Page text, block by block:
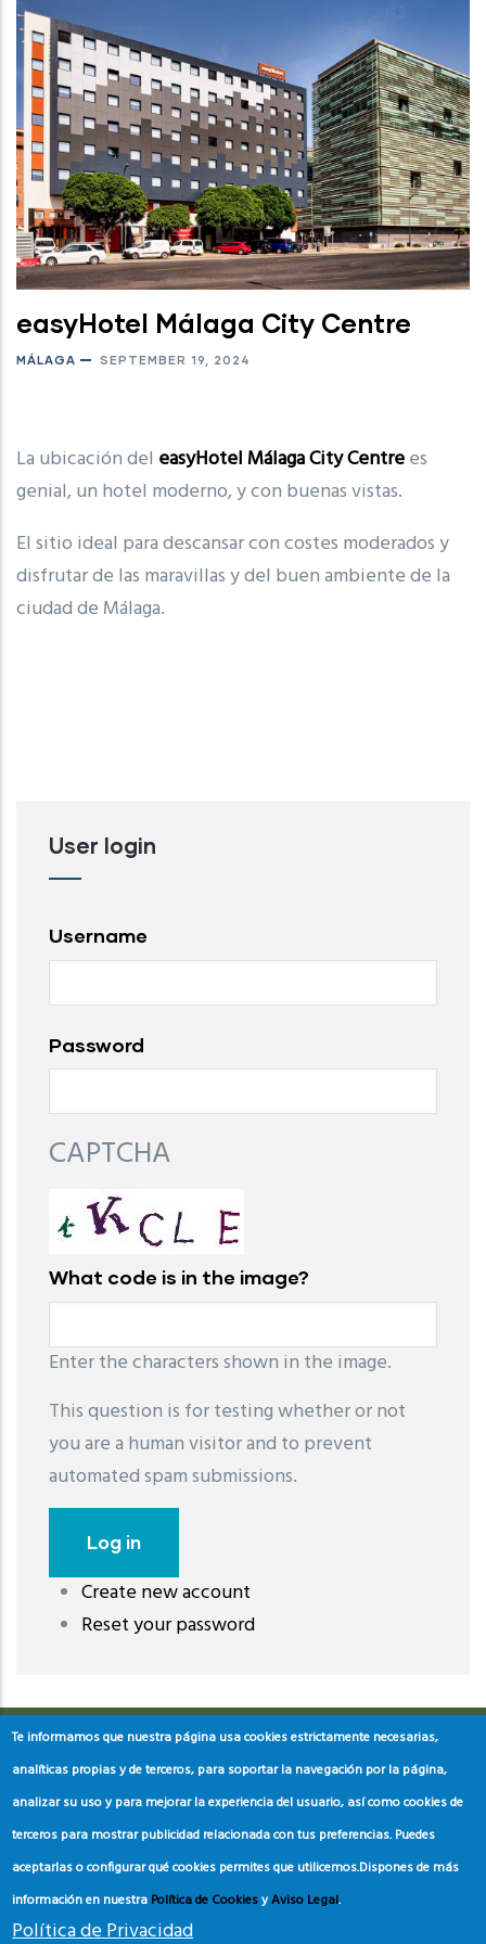
easyHotel Málaga City Centre
MÁLAGA SEPTEMBER 19, 2024
La ubicación del easyHotel Málaga City Centrees
genial, un hotel moderno, y con buenas vistas.
El sitio ideal para descansar con costes moderados y
disfrutar de las maravillas y del buen ambiente de la
ciudad de Málaga.
User login
Username
Password
CAPTCHA
What code is in the image?
Enter the characters shown in the image.
This question is for testing whether or not
you are a human visitor and to prevent
automated spam submissions.
Create new account
Reset your password
레딧 다운로드coloring pages printable
download
Te informamos que nuestra página usa cookies estrictamente necesarias,
analíticas propias y de terceros, para soportar la navegación por la página,
analizar su uso y para mejorar la experiencia del usuario, así como cookies de
terceros para mostrar publicidad relacionada con tus preferencias. Puedes
aceptarlas o configurar qué cookies permites que utilicemos.Dispones de más
información en nuestra Política de CookiesyAviso Legal.
Política de Privacidad